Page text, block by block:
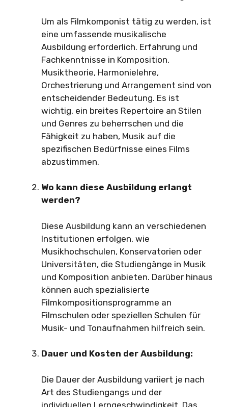
Um als Filmkomponist tätig zu werden, ist
eine umfassende musikalische
Ausbildung erforderlich. Erfahrung und
Fachkenntnisse in Komposition,
Musiktheorie, Harmonielehre,
Orchestrierung und Arrangement sind von
entscheidender Bedeutung. Es ist
wichtig, ein breites Repertoire an Stilen
und Genres zu beherrschen und die
Fähigkeit zu haben, Musik auf die
spezifischen Bedürfnisse eines Films
abzustimmen.
Wo kann diese Ausbildung erlangt
werden?
Diese Ausbildung kann an verschiedenen
Institutionen erfolgen, wie
Musikhochschulen, Konservatorien oder
Universitäten, die Studiengänge in Musik
und Komposition anbieten. Darüber hinaus
können auch spezialisierte
Filmkompositionsprogramme an
Filmschulen oder speziellen Schulen für
Musik- und Tonaufnahmen hilfreich sein.
Dauer und Kosten der Ausbildung:
Die Dauer der Ausbildung variiert je nach
Art des Studiengangs und der
individuellen Lerngeschwindigkeit. Das